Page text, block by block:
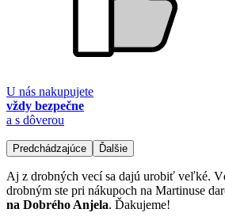
U nás nakupujete
vždy bezpečne
a s dôverou
Predchádzajúce Ďalšie
Aj z drobných vecí sa dajú urobiť veľké.
drobným ste pri nákupoch na Martinuse
na Dobrého Anjela. Ďakujeme!